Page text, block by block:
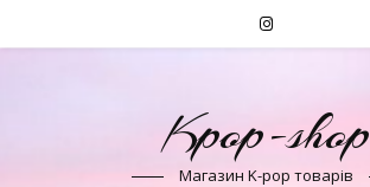
Kpop-shop
Магазин K-pop товарів